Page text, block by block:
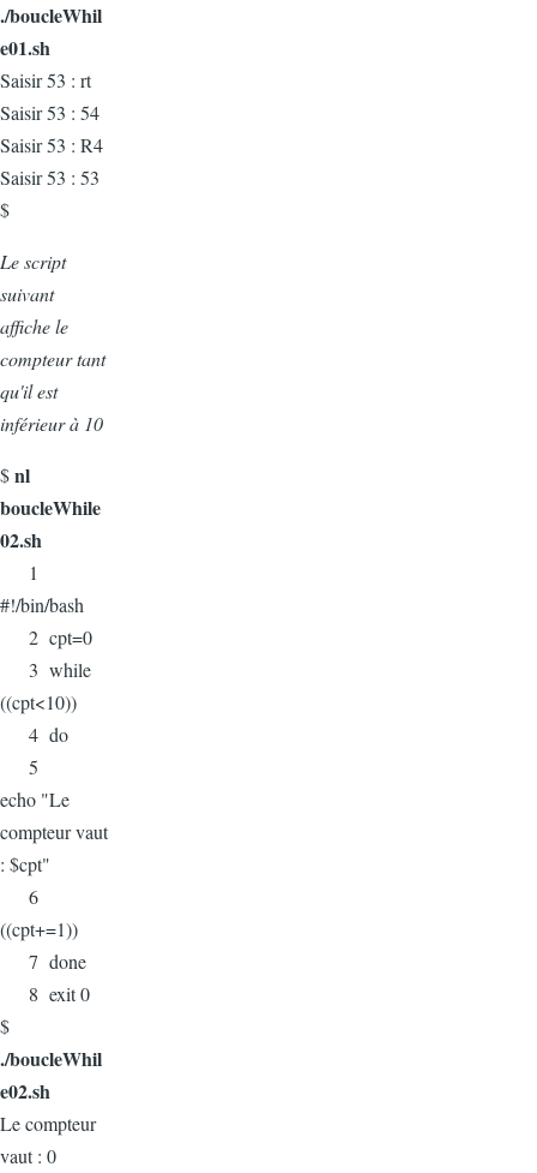
./boucleWhil
e01.sh
Saisir 53 : rt
Saisir 53 : 54
Saisir 53 : R4
Saisir 53 : 53
$
Le script
suivant
affiche le
compteur tant
qu'il est
inférieur à 10
$nl
boucleWhile
02.sh
1
#!/bin/bash
2 cpt=0
3 while
((cpt<10))
4 do
5
echo "Le
compteur vaut
: $cpt"
6
((cpt+=1))
7 done
8 exit 0
$
./boucleWhil
e02.sh
Le compteur
vaut : 0